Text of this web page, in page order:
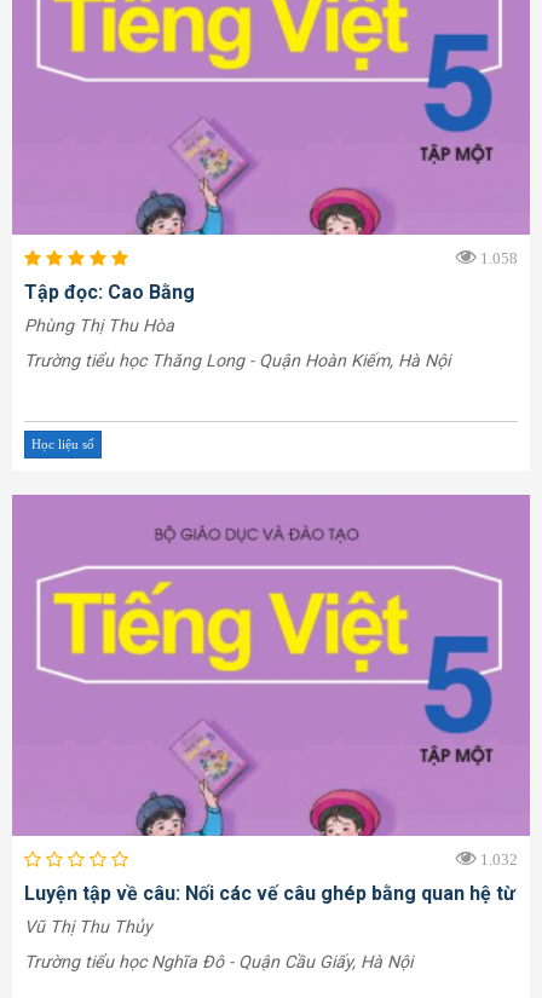
1.058
Tập đọc: Cao Bằng
Phùng Thị Thu Hòa
Trường tiểu học Thăng Long - Quận Hoàn Kiếm, Hà Nội
Học liệu số
1.032
Luyện tập về câu: Nối các vế câu ghép bằng quan hệ từ
Vũ Thị Thu Thủy
Trường tiểu học Nghĩa Đô - Quận Cầu Giấy, Hà Nội